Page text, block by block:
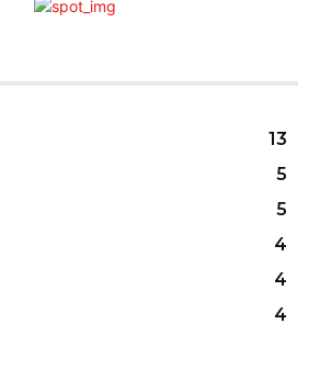
13
5
5
4
4
4